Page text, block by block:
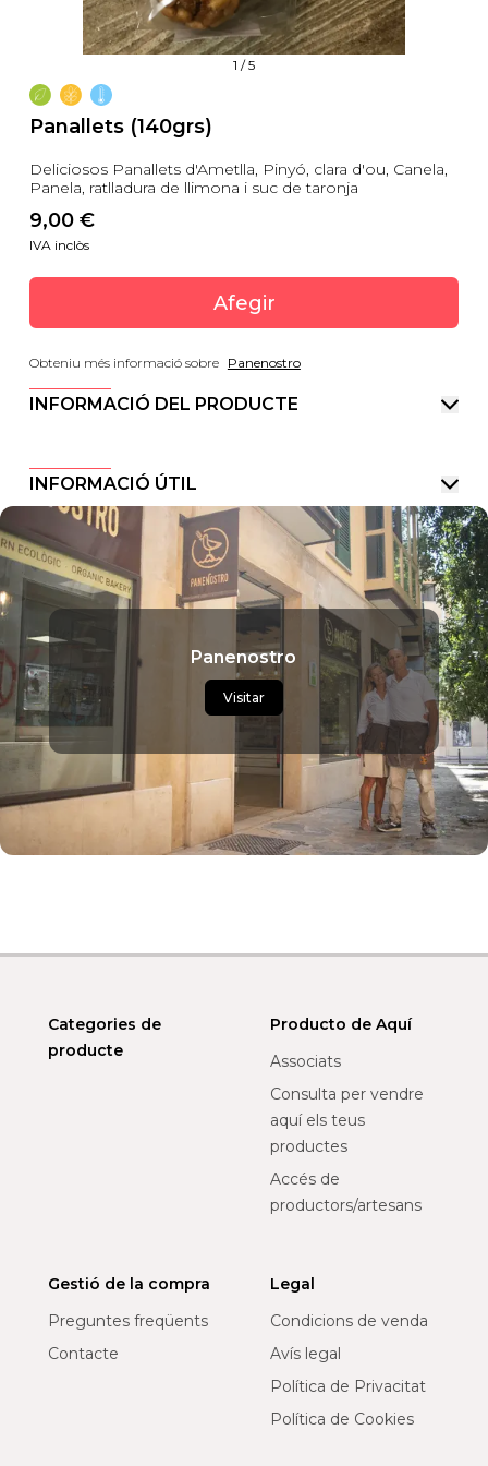
1 /5
Panallets (140grs)
Deliciosos Panallets d'Ametlla, Pinyó, clara d'ou, Canela,
Panela, ratlladura de llimona i suc de taronja
9,00 €
IVA inclòs
Afegir
Obteniu més informació sobre Panenostro
INFORMACIÓ DEL PRODUCTE
INFORMACIÓ ÚTIL
Panenostro
Visitar
Categories de
producte
Producto de Aquí
Associats
Consulta per vendre
aquí els teus
productes
Accés de
productors/artesans
Gestió de la compra
Preguntes freqüents
Contacte
Legal
Condicions de venda
Avís legal
Política de Privacitat
Política de Cookies